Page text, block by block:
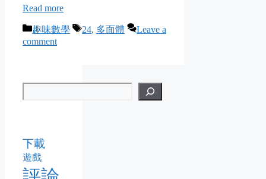
Read more
Categories
趣味數學 Tags
24, 多面體
Leave a
comment
下載
遊戲